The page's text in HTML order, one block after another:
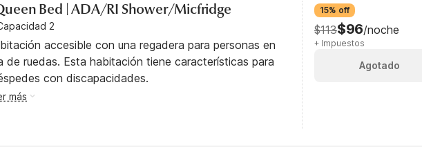
Bed | ADA/RI Shower/Micfridge
2
accesible con una regadera para personas en
de ruedas. Esta habitación tiene características para
con discapacidades.
más
15% off
$113$96/noche
+ Impuestos
Agotado